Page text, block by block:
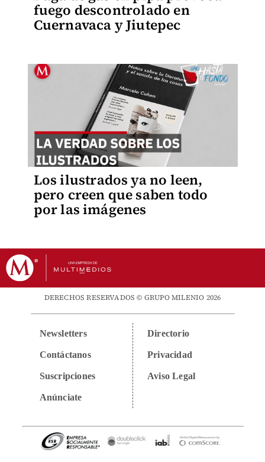
fuego descontrolado en
Cuernavaca y Jiutepec
Los ilustrados ya no leen,
pero creen que saben todo
por las imágenes
DERECHOS RESERVADOS © GRUPO MILENIO 2026
Newsletters
Contáctanos
Suscripciones
Anúnciate
Directorio
Privacidad
Aviso Legal